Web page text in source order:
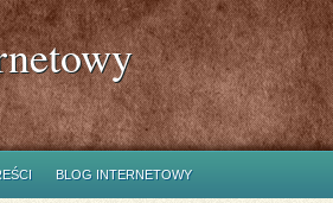
BLOG INTERNETOWY